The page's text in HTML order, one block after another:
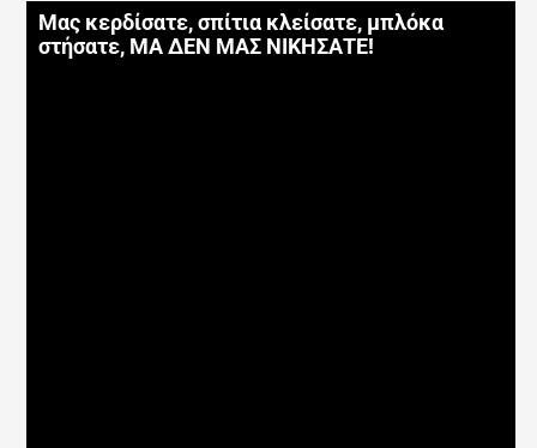
Μας κερδίσατε, σπίτια κλείσατε, μπλόκα
στήσατε, ΜΑ ΔΕΝ ΜΑΣ ΝΙΚΗΣΑΤΕ!